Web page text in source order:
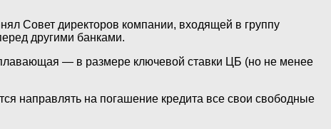
Совет директоров компании, входящей в группу
другими банками.
— в размере ключевой ставки ЦБ (но не менее
направлять на погашение кредита все свои свободные